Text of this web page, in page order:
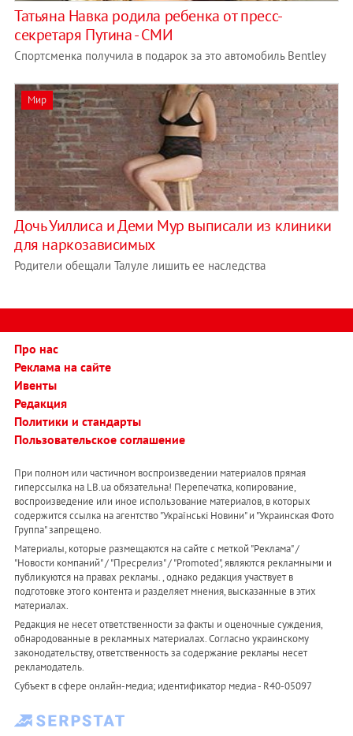
Татьяна Навка родила ребенка от пресс-
секретаря Путина - СМИ
Спортсменка получила в подарок за это автомобиль Bentley
Мир
Дочь Уиллиса и Деми Мур выписали из клиники
для наркозависимых
Родители обещали Талуле лишить ее наследства
Про нас
Реклама на сайте
Ивенты
Редакция
Политики и стандарты
Пользовательское соглашение
При полном или частичном воспроизведении материалов прямая
гиперссылка на LB.ua обязательна! Перепечатка, копирование,
воспроизведение или иное использование материалов, в которых
содержится ссылка на агентство "Українськi Новини" и "Украинская Фото
Группа" запрещено.
Материалы, которые размещаются на сайте с меткой "Реклама" /
"Новости компаний" / "Пресрелиз" / "Promoted", являются рекламными и
публикуются на правах рекламы. , однако редакция участвует в
подготовке этого контента и разделяет мнения, высказанные в этих
материалах.
Редакция не несет ответственности за факты и оценочные суждения,
обнародованные в рекламных материалах. Согласно украинскому
законодательству, ответственность за содержание рекламы несет
рекламодатель.
Субъект в сфере онлайн-медиа; идентификатор медиа - R40-05097